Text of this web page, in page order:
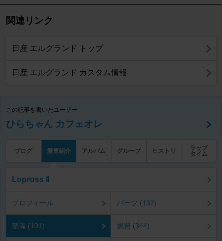
関連リンク
日産 エルグランド トップ
日産 エルグランド カスタム情報
この記事を書いたユーザー
ひらちゃん カフェオレ
ブログ 愛車紹介 アルバム グループ ヒストリ
ラップ
タイム
Lopross Ⅱ
プロフィール パーツ (132)
整備 (101) 燃費 (344)